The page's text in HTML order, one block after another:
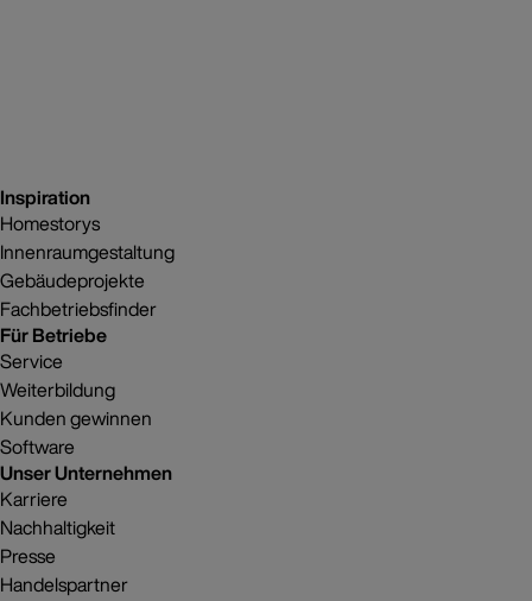
Inspiration
Homestorys
Innenraumgestaltung
Gebäudeprojekte
Fachbetriebsfinder
Für Betriebe
Service
Weiterbildung
Kunden gewinnen
Software
Unser Unternehmen
Karriere
Nachhaltigkeit
Presse
Handelspartner